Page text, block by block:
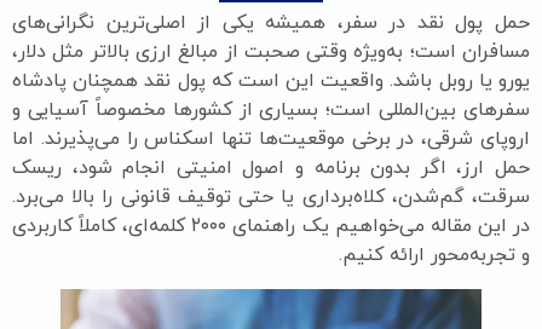
حمل پول نقد در سفر، همیشه یکی از اصلی‌ترین نگرانی‌های
مسافران است؛ به‌ویژه وقتی صحبت از مبالغ ارزی بالاتر مثل دلار،
یورو یا روبل باشد. واقعیت این است که پول نقد همچنان پادشاه
سفرهای بین‌المللی است؛ بسیاری از کشورها مخصوصاً آسیایی و
اروپای شرقی، در برخی موقعیت‌ها تنها اسکناس را می‌پذیرند. اما
حمل ارز، اگر بدون برنامه و اصول امنیتی انجام شود، ریسک
سرقت، گم‌شدن، کلاه‌برداری یا حتی توقیف قانونی را بالا می‌برد.
در این مقاله می‌خواهیم یک راهنمای ۲۰۰۰ کلمه‌ای، کاملاً کاربردی
و تجربه‌محور ارائه کنیم.